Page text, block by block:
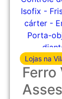
Lojas na
Ferro